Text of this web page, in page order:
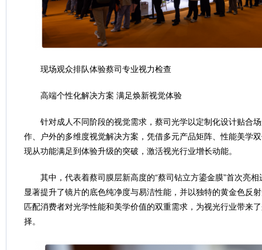
现场观众排队体验蔡司专业视力检查
高端个性化解决方案 满足焕新视觉体验
针对成人不同阶段的视觉需求，蔡司光学以定制化设计贴合
作、户外的多维度视觉解决方案，凭借多元产品矩阵、性能美学
现从功能满足到体验升级的突破，激活视光行业增长动能。
其中，代表着蔡司膜层新高度的“蔡司钻立方鎏金膜”首次亮
显著提升了镜片的底色纯净度与易洁性能，并以独特的黄金色反
匹配消费者对光学性能和美学价值的双重需求，为视光行业带来
择。